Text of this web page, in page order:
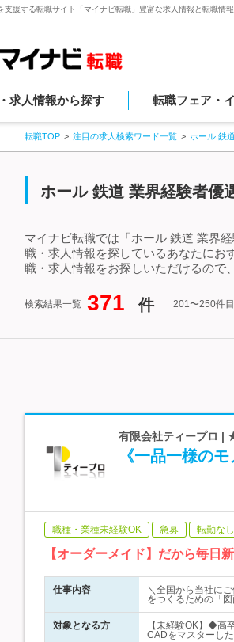
支援する転職サイト「マイナビ転職」豊富な求人情報と転職情
求人情報から探す 転職フェア・
転職TOP 注目の求人検索ワード一覧 ホール 鉄
ホール 鉄道 業界経験者優
マイナビ転職では「ホール 鉄道 業界
職・求人情報を探しているあなたにお
職・求人情報をお探しいただけるので
検索結果一覧 371 件 201〜250件
有限会社ティープロ |
《一品一様の
職種・業種未経験OK 急募 転勤なし
【オーダーメイド】だから毎
仕事内容
＼全国から当社に
をつくるための「
対象となる方
【未経験OK】◆
CADをマスターし